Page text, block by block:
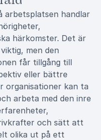
arbetsplatsen handlar
härkomster. Det är
men den
får tillgång till
eller bättre
organisationer kan ta
arbeta med den inre
och sätt att
olika ut på ett